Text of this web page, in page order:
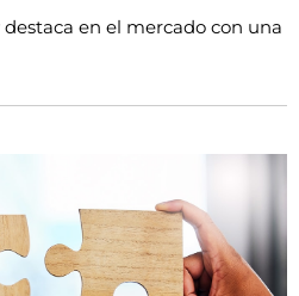
en el mercado con una